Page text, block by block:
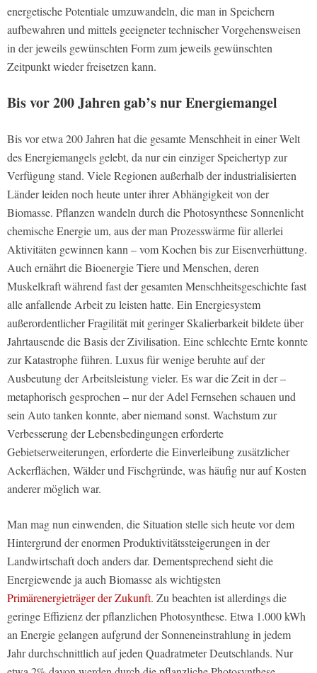
energetische Potentiale umzuwandeln, die man in Speichern
aufbewahren und mittels geeigneter technischer Vorgehensweisen
in der jeweils gewünschten Form zum jeweils gewünschten
Zeitpunkt wieder freisetzen kann.
Bis vor 200 Jahren gab’s nur Energiemangel
Bis vor etwa 200 Jahren hat die gesamte Menschheit in einer Welt
des Energiemangels gelebt, da nur ein einziger Speichertyp zur
Verfügung stand. Viele Regionen außerhalb der industrialisierten
Länder leiden noch heute unter ihrer Abhängigkeit von der
Biomasse. Pflanzen wandeln durch die Photosynthese Sonnenlicht
chemische Energie um, aus der man Prozesswärme für allerlei
Aktivitäten gewinnen kann – vom Kochen bis zur Eisenverhüttung.
Auch ernährt die Bioenergie Tiere und Menschen, deren
Muskelkraft während fast der gesamten Menschheitsgeschichte fast
alle anfallende Arbeit zu leisten hatte. Ein Energiesystem
außerordentlicher Fragilität mit geringer Skalierbarkeit bildete über
Jahrtausende die Basis der Zivilisation. Eine schlechte Ernte konnte
zur Katastrophe führen. Luxus für wenige beruhte auf der
Ausbeutung der Arbeitsleistung vieler. Es war die Zeit in der –
metaphorisch gesprochen – nur der Adel Fernsehen schauen und
sein Auto tanken konnte, aber niemand sonst. Wachstum zur
Verbesserung der Lebensbedingungen erforderte
Gebietserweiterungen, erforderte die Einverleibung zusätzlicher
Ackerflächen, Wälder und Fischgründe, was häufig nur auf Kosten
anderer möglich war.
Man mag nun einwenden, die Situation stelle sich heute vor dem
Hintergrund der enormen Produktivitätssteigerungen in der
Landwirtschaft doch anders dar. Dementsprechend sieht die
Energiewende ja auch Biomasse als wichtigsten
Primärenergieträger der Zukunft. Zu beachten ist allerdings die
geringe Effizienz der pflanzlichen Photosynthese. Etwa 1.000 kWh
an Energie gelangen aufgrund der Sonneneinstrahlung in jedem
Jahr durchschnittlich auf jeden Quadratmeter Deutschlands. Nur